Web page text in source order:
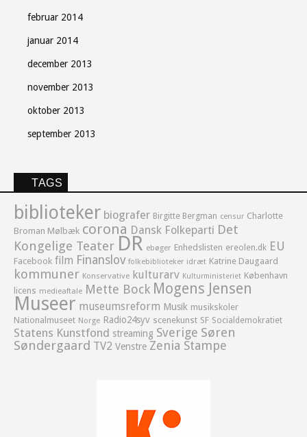
februar 2014
januar 2014
december 2013
november 2013
oktober 2013
september 2013
TAGS
biblioteker biografer Birgitte Bergman censur Charlotte
Broman Mølbæk corona Dansk Folkeparti Det
Kongelige Teater DR ebøger Enhedslisten ereolen.dk EU
Facebook film Finanslov folkebiblioteker idræt Katrine Daugaard
kommuner Konservative kulturarv Kulturministeriet København
licens medieaftale Mette Bock Mogens Jensen
Museer museumsreform Musik musikskoler
Nationalmuseet Norge Radio24syv scenekunst SF Socialdemokratiet
Statens Kunstfond streaming Sverige Søren
Søndergaard TV2 Venstre Zenia Stampe